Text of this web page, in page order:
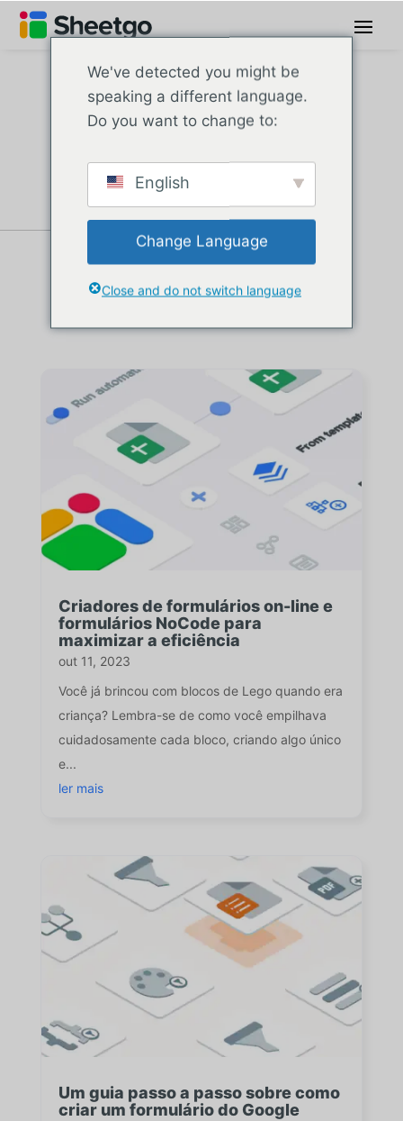
Artigos de
formulários
Criadores de formulários on-line e
formulários NoCode para
maximizar a eficiência
out 11, 2023
Você já brincou com blocos de Lego quando era
criança? Lembra-se de como você empilhava
cuidadosamente cada bloco, criando algo único
e...
ler mais
Um guia passo a passo sobre como
criar um formulário do Google
We've detected you might be
speaking a different language.
Do you want to change to:
English
Change Language
Close and do not switch language